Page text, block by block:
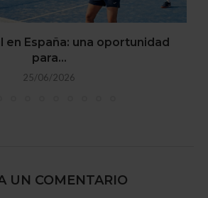
en España: una oportunidad
para...
25/06/2026
UN COMENTARIO